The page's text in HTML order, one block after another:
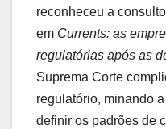
reconheceu a
em Currents: as
regulatórias após as
Suprema Corte
regulatório, minando
definir os padrões de